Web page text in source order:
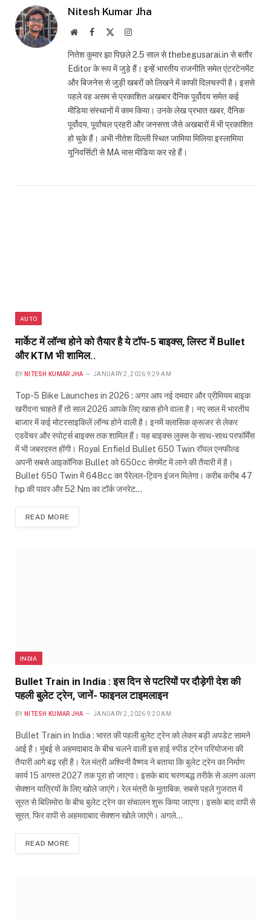
Nitesh Kumar Jha
WebsiteFacebook Instagram
नितेश कुमार झा पिछले 2.5 साल से thebegusarai.in से बतौर
Editor के रूप में जुड़े हैं। इन्हें भारतीय राजनीति समेत एंटरटेनमेंट
और बिजनेस से जुड़ी खबरों को लिखने में काफी दिलचस्पी है। इससे
पहले वह असम से प्रकाशित अखबार दैनिक पूर्वोदय समेत कई
मीडिया संस्थानों में काम किया। उनके लेख प्रभात खबर, दैनिक
पूर्वोदय, पूर्वांचल प्रहरी और जनसत्ता जैसे अखबारों में भी प्रकाशित
हो चुके हैं। अभी नीतेश दिल्ली स्थित जामिया मिलिया इस्लामिया
यूनिवर्सिटी से MA मास मीडिया कर रहे हैं।
AUTO
मार्केट में लॉन्च होने को तैयार है ये टॉप-5 बाइक्स, लिस्ट में Bullet
और KTM भी शामिल..
BY NITESH KUMAR JHA JANUARY 2, 2026 9:29 AM
Top-5 Bike Launches in 2026 : अगर आप नई दमदार और प्रीमियम बाइक
खरीदना चाहते हैं तो साल 2026 आपके लिए खास होने वाला है। नए साल में भारतीय
बाजार में कई मोटरसाइकिलें लॉन्च होने वाली है। इनमें क्लासिक क्रूजर से लेकर
एडवेंचर और स्पोर्ट्स बाइक्स तक शामिल हैं। यह बाइक्स लुक्स के साथ-साथ परफॉर्मेंस
में भी जबरदस्त होंगी। Royal Enfield Bullet 650 Twin रॉयल एनफील्ड
अपनी सबसे आइकॉनिक Bullet को 650cc सेगमेंट में लाने की तैयारी में है।
Bullet 650 Twin में 648cc का पैरेलल-ट्विन इंजन मिलेगा। करीब करीब 47
hp की पावर और 52 Nm का टॉर्क जनरेट…
READ MORE
INDIA
Bullet Train in India : इस दिन से पटरियों पर दौड़ेगी देश की
पहली बुलेट ट्रेन, जानें- फाइनल टाइमलाइन
BY NITESH KUMAR JHA JANUARY 2, 2026 9:20 AM
Bullet Train in India : भारत की पहली बुलेट ट्रेन को लेकर बड़ी अपडेट सामने
आई है। मुंबई से अहमदाबाद के बीच चलने वाली इस हाई स्पीड ट्रेन परियोजना की
तैयारी आगे बढ़ रही है। रेल मंत्री अश्विनी वैष्णव ने बताया कि बुलेट ट्रेन का निर्माण
कार्य 15 अगस्त 2027 तक पूरा हो जाएगा। इसके बाद चरणबद्ध तरीके से अलग अलग
सेक्शन यात्रियों के लिए खोले जाएंगे। रेल मंत्री के मुताबिक, सबसे पहले गुजरात में
सूरत से बिलिमोरा के बीच बुलेट ट्रेन का संचालन शुरू किया जाएगा। इसके बाद वापी से
सूरत, फिर वापी से अहमदाबाद सेक्शन खोले जाएंगे। अगले…
READ MORE